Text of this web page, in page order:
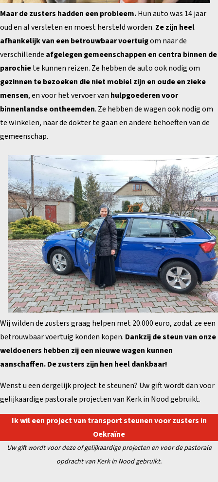
Maar de zusters hadden een probleem.Hun auto was 14 jaar
oud en al versleten en moest hersteld worden. Ze zijn heel
afhankelijk van een betrouwbaar voertuigom naar de
verschillende afgelegen gemeenschappen en centra binnen de
parochiete kunnen reizen. Ze hebben de auto ook nodig om
gezinnen te bezoeken die niet mobiel zijn en oude en zieke
mensen, en voor het vervoer van hulpgoederen voor
binnenlandse ontheemden. Ze hebben de wagen ook nodig om
te winkelen, naar de dokter te gaan en andere behoeften van de
gemeenschap.
Wij wilden de zusters graag helpen met 20.000 euro, zodat ze een
betrouwbaar voertuig konden kopen. Dankzij de steun van onze
weldoeners hebben zij een nieuwe wagen kunnen
aanschaffen. De zusters zijn hen heel dankbaar!
Wenst u een dergelijk project te steunen? Uw gift wordt dan voor
gelijkaardige pastorale projecten van Kerk in Nood gebruikt.
Ik wil een project van transport steunen voor zusters in
Oekraïne
Uw gift wordt voor deze of gelijkaardige projecten en voor de pastorale
opdracht van Kerk in Nood gebruikt.